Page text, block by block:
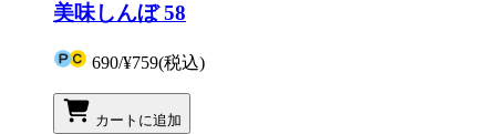
美味しんぼ 58
690/¥759(税込)
カートに追加